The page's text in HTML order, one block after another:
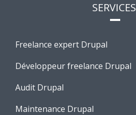
SERVICES
Freelance expert Drupal
Développeur freelance Drupal
Audit Drupal
Maintenance Drupal